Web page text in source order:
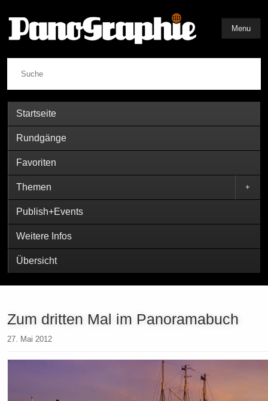
Suche
Menu
Startseite
Rundgänge
Favoriten
Themen +
Publish+Events
Weitere Infos
Übersicht
Zum dritten Mal im Panoramabuch
27. Mai 2012